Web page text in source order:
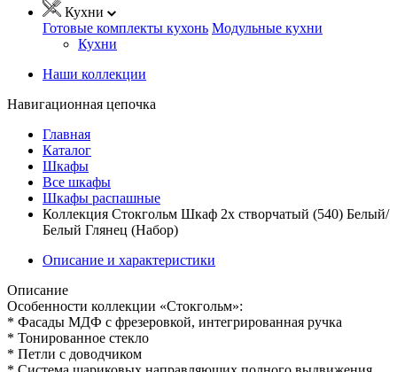
Кухни
Готовые комплекты кухонь Модульные кухни
Кухни
Наши коллекции
Навигационная цепочка
Главная
Каталог
Шкафы
Все шкафы
Шкафы распашные
Коллекция Стокгольм Шкаф 2х створчатый (540) Белый/
Белый Глянец (Набор)
Описание и характеристики
Описание
Особенности коллекции «Стокгольм»:
* Фасады МДФ с фрезеровкой, интегрированная ручка
* Тонированное стекло
* Петли с доводчиком